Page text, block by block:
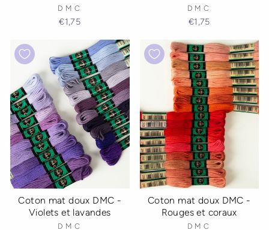
DMC
€1,75
DMC
€1,75
Coton mat doux DMC -
Violets et lavandes
DMC
Coton mat doux DMC -
Rouges et coraux
DMC